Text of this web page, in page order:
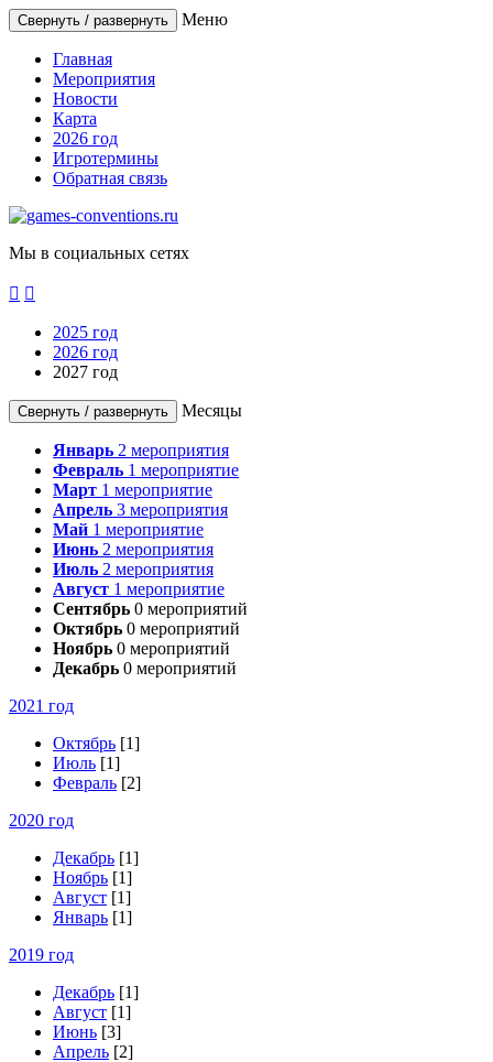
Свернуть / развернуть Меню
Главная
Мероприятия
Новости
Карта
2026 год
Игротермины
Обратная связь
Мы в социальных сетях
 
2025 год
2026 год
2027 год
Свернуть / развернуть Месяцы
Январь 2 мероприятия
Февраль 1 мероприятие
Март 1 мероприятие
Апрель 3 мероприятия
Май 1 мероприятие
Июнь 2 мероприятия
Июль 2 мероприятия
Август 1 мероприятие
Сентябрь 0 мероприятий
Октябрь 0 мероприятий
Ноябрь 0 мероприятий
Декабрь 0 мероприятий
2021 год
Октябрь [1]
Июль [1]
Февраль [2]
2020 год
Декабрь [1]
Ноябрь [1]
Август [1]
Январь [1]
2019 год
Декабрь [1]
Август [1]
Июнь [3]
Апрель [2]